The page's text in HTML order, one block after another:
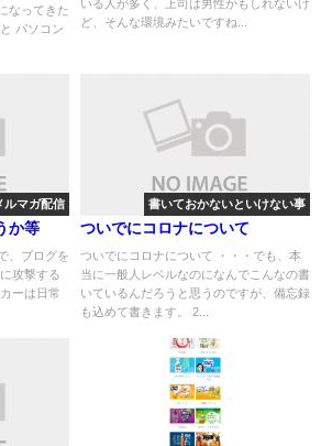
なってきた
パソコン
いる人が多く、上司は男性かもしれないけ
ど、そんな環境みたいですね...
ルマガ配信
か等
、ブログを
攻撃する
ーは日常
書いておかないといけない事
ついでにコロナについて
ついでにコロナについて ・・・でも、本
当に一般人レベルなのになんでこんなの書
いているんだろうと思うのですが、備忘録
も込めて書きます。 2...